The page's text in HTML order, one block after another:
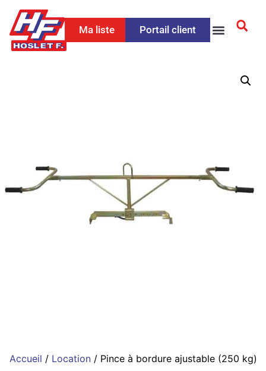
Ma liste Portail client
Accueil / Location/ Pince à bordure ajustable (250 kg)